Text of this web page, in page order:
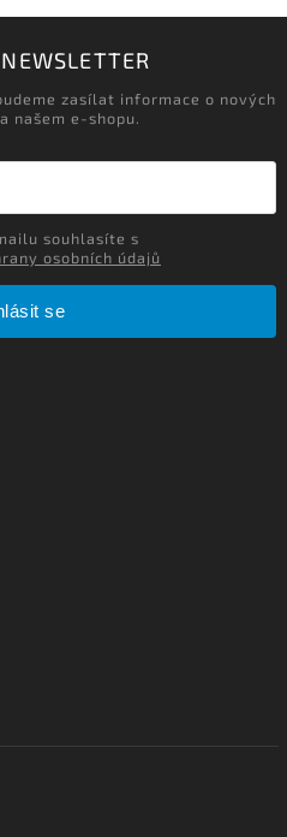
zasílat informace o nových
našem e-shopu.
osobních údajů
se